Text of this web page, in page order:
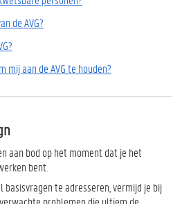
de AVG?
mij aan de AVG te houden?
aan bod op het moment dat je het
bent.
basisvragen te adresseren, vermijd je bij